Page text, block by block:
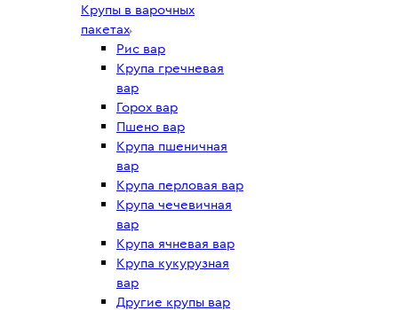
Крупы в варочных
пакетах
Рис вар
Крупа гречневая
вар
Горох вар
Пшено вар
Крупа пшеничная
вар
Крупа перловая вар
Крупа чечевичная
вар
Крупа ячневая вар
Крупа кукурузная
вар
Другие крупы вар